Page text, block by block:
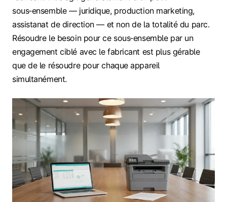
sous‑ensemble — juridique, production marketing,
assistanat de direction — et non de la totalité du parc.
Résoudre le besoin pour ce sous‑ensemble par un
engagement ciblé avec le fabricant est plus gérable
que de le résoudre pour chaque appareil
simultanément.